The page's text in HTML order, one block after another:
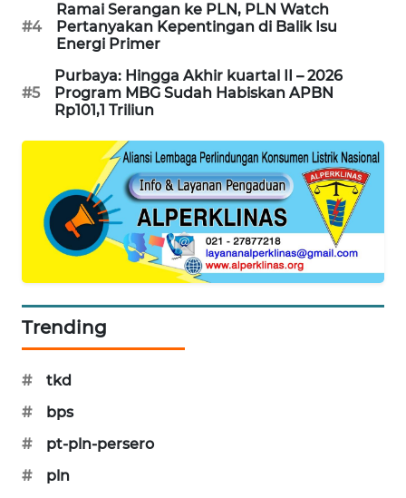
#4
Ramai Serangan ke PLN, PLN Watch
Pertanyakan Kepentingan di Balik Isu
Energi Primer
#5
Purbaya: Hingga Akhir kuartal II – 2026
Program MBG Sudah Habiskan APBN
Rp101,1 Triliun
Trending
#
tkd
#
bps
#
pt-pln-persero
#
pln
ENERGI
NEWS
CILEUNGSI
NEWS
BERAMPU
NEWS
ANUGERAH
NEWS
AKHLAK
ID
PERAPKI
NEWS
SONYA